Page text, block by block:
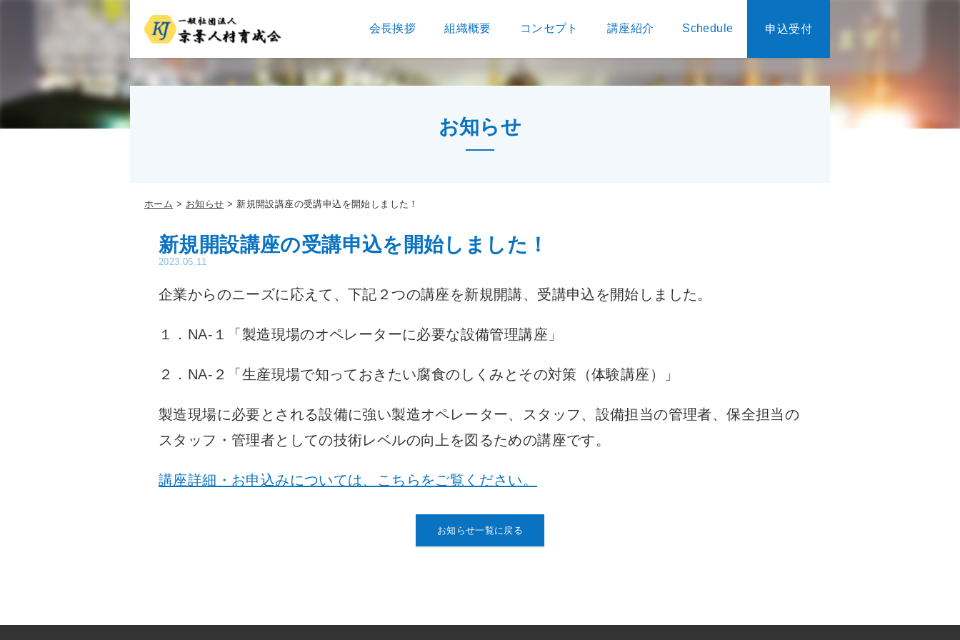
会長挨拶 組織概要 コンセプト 講座紹介 Schedule 申込受付
お知らせ
ホーム お知らせ 新規開設講座の受講申込を開始しました！
新規開設講座の受講申込を開始しました！
2023.05.11
企業からのニーズに応えて、下記２つの講座を新規開講、受講申込を開始しました。
１．NA-１「製造現場のオペレーターに必要な設備管理講座」
２．NA-２「生産現場で知っておきたい腐食のしくみとその対策（体験講座）」
製造現場に必要とされる設備に強い製造オペレーター、スタッフ、設備担当の管理者、保全担当の
スタッフ・管理者としての技術レベルの向上を図るための講座です。
講座詳細・お申込みについては、こちらをご覧ください。
お知らせ一覧に戻る